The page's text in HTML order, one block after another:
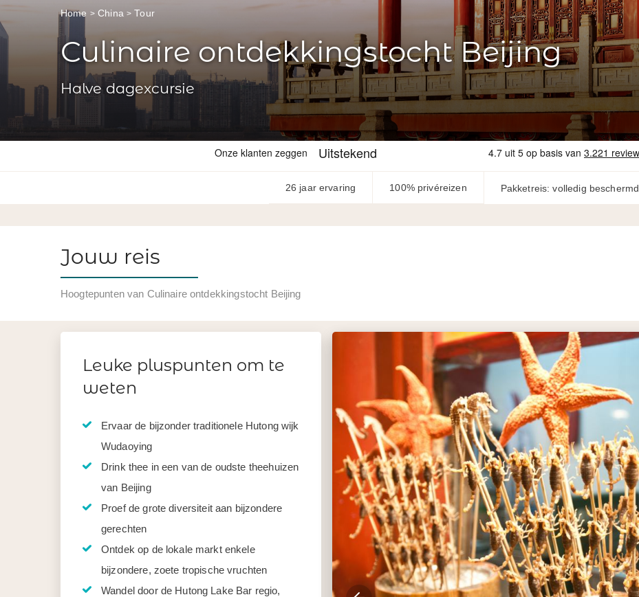
Home China Tour
Culinaire ontdekkingstocht Beijing
Halve dagexcursie
26 jaar ervaring 100% privéreizen Pakketreis: volledig beschermd
Jouw reis
Hoogtepunten van Culinaire ontdekkingstocht Beijing
Leuke pluspunten om te
weten
Ervaar de bijzonder traditionele Hutong wijk
Wudaoying
Drink thee in een van de oudste theehuizen
van Beijing
Proef de grote diversiteit aan bijzondere
gerechten
Ontdek op de lokale markt enkele
bijzondere, zoete tropische vruchten
Wandel door de Hutong Lake Bar regio,